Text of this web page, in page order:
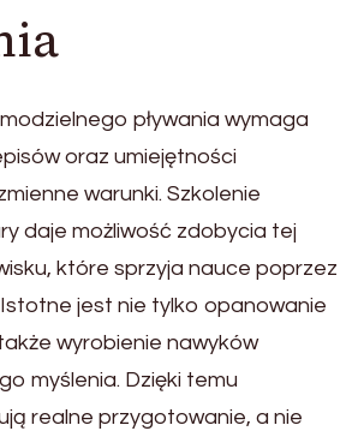
pływania wymaga
oraz umiejętności
warunki. Szkolenie
daje możliwość zdobycia tej
które sprzyja nauce poprzez
jest nie tylko opanowanie
wyrobienie nawyków
myślenia. Dzięki temu
realne przygotowanie, a nie